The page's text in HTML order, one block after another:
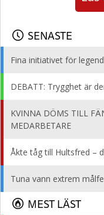
SENASTE
Fina initiativet för
DEBATT: Trygghet är
KVINNA DÖMS TILL
MEDARBETARE
Åkte tåg till Hultsfred –
Tuna vann extrem
MEST LÄST